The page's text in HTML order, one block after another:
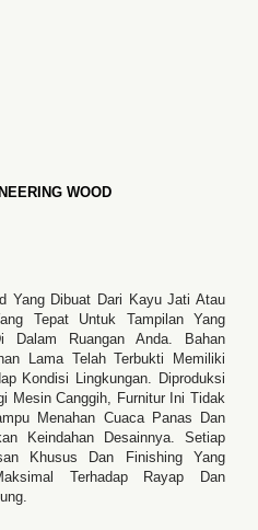
WOOD
Yang Dibuat Dari Kayu Jati Atau
Tepat Untuk Tampilan Yang
Dalam Ruangan Anda. Bahan
Lama Telah Terbukti Memiliki
Kondisi Lingkungan. Diproduksi
Mesin Canggih, Furnitur Ini Tidak
Menahan Cuaca Panas Dan
Keindahan Desainnya. Setiap
Khusus Dan Finishing Yang
Terhadap Rayap Dan